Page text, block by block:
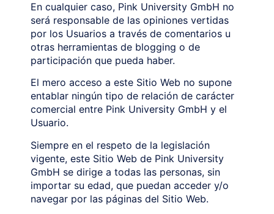
En cualquier caso, Pink University GmbH no
será responsable de las opiniones vertidas
por los Usuarios a través de comentarios u
otras herramientas de blogging o de
participación que pueda haber.
El mero acceso a este Sitio Web no supone
entablar ningún tipo de relación de carácter
comercial entre Pink University GmbH y el
Usuario.
Siempre en el respeto de la legislación
vigente, este Sitio Web de Pink University
GmbH se dirige a todas las personas, sin
importar su edad, que puedan acceder y/o
navegar por las páginas del Sitio Web.